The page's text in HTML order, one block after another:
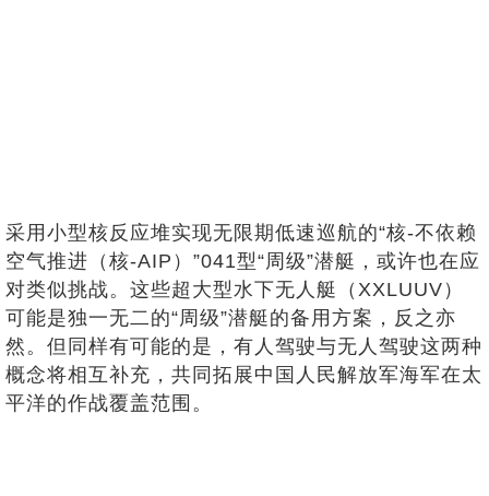
采用小型核反应堆实现无限期低速巡航的“核-不依赖
空气推进（核-AIP）”041型“周级”潜艇，或许也在应
对类似挑战。这些超大型水下无人艇（XXLUUV）
可能是独一无二的“周级”潜艇的备用方案，反之亦
然。但同样有可能的是，有人驾驶与无人驾驶这两种
概念将相互补充，共同拓展中国人民解放军海军在太
平洋的作战覆盖范围。